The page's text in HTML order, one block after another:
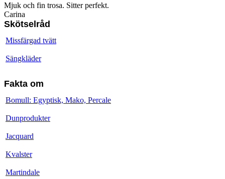
Mjuk och fin trosa. Sitter perfekt.
Carina
Skötselråd
Missfärgad tvätt
Sängkläder
Fakta om
Bomull: Egyptisk, Mako, Percale
Dunprodukter
Jacquard
Kvalster
Martindale